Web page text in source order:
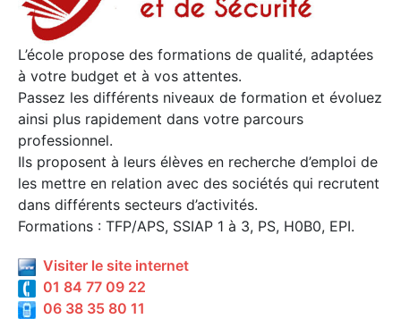
L’école propose des formations de qualité, adaptées
à votre budget et à vos attentes.
Passez les différents niveaux de formation et évoluez
ainsi plus rapidement dans votre parcours
professionnel.
Ils proposent à leurs élèves en recherche d’emploi de
les mettre en relation avec des sociétés qui recrutent
dans différents secteurs d’activités.
Formations : TFP/APS, SSIAP 1 à 3, PS, H0B0, EPI.
Visiter le site internet
01 84 77 09 22
06 38 35 80 11